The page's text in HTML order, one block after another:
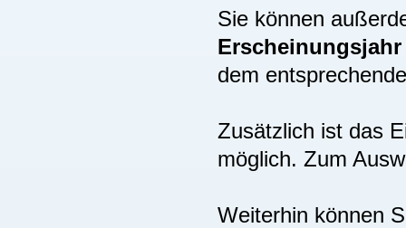
Sie können
dem
Zusätzlich ist das
möglich. Zum
Weiterhin können